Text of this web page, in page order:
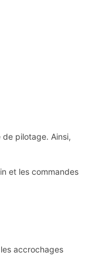
pilotage. Ainsi,
et les commandes
accrochages